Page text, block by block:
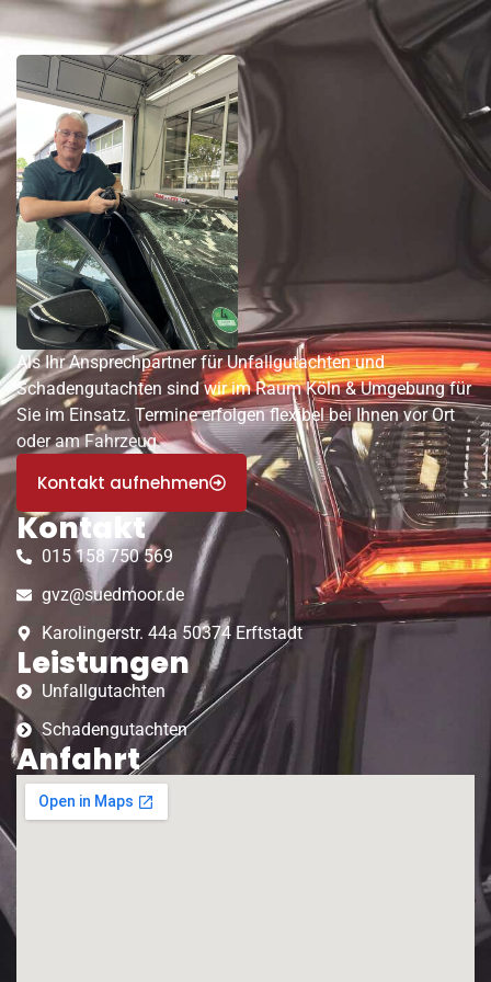
Als Ihr Ansprechpartner für Unfallgutachten und
Schadengutachten sind wir im Raum Köln & Umgebung für
Sie im Einsatz. Termine erfolgen flexibel bei Ihnen vor Ort
oder am Fahrzeug.
Kontakt aufnehmen
Kontakt
015 158 750 569
gvz@suedmoor.de
Karolingerstr. 44a 50374 Erftstadt
Leistungen
Unfallgutachten
Schadengutachten
Anfahrt